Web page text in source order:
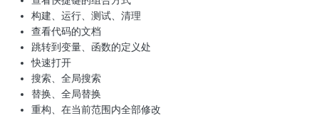
构建、运行、测试、清理
查看代码的文档
跳转到变量、函数的定义处
快速打开
搜索、全局搜索
替换、全局替换
重构、在当前范围内全部修改